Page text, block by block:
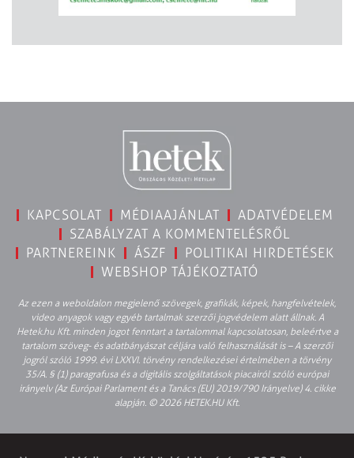
KAPCSOLAT MÉDIAAJÁNLAT
ADATVÉDELEM
SZABÁLYZAT A KOMMENTELÉSRŐL
PARTNEREINK
ÁSZF
POLITIKAI HIRDETÉSEK
WEBSHOP TÁJÉKOZTATÓ
Az ezen a weboldalon megjelenő szövegek, grafikák, képek, hangfelvételek,
video anyagok vagy egyéb tartalmak szerzői jogvédelem alatt állnak. A
Hetek.hu Kft. minden jogot fenntart a tartalommal kapcsolatosan, beleértve a
tartalom szöveg- és adatbányászat céljára való felhasználását is – A szerzői
jogról szóló 1999. évi LXXVI. törvény rendelkezései értelmében a törvény
35/A. § (1) paragrafusa és a digitális szolgáltatások piacairól szóló európai
irányelv (Az Európai Parlament és a Tanács (EU) 2019/790 Irányelve) 4. cikke
alapján. © 2026 HETEK.HU Kft.